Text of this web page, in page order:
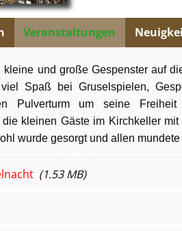
Veranstaltungen
und große Gespenster auf
Spaß bei Gruselspielen,
Pulverturm um seine
die kleinen Gäste im Kirchkeller
wurde gesorgt und allen
(1.53 MB)